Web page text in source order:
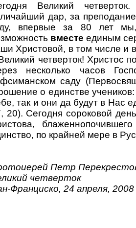
Великий
дар, за
впервые за 80 лет
вместе единым
Христовой, в том числе и
четверток! Христос
несколько часов
саду
о единстве
так и они да будут в Нас
20). Сегодня сороковой
по крайней мере в
Петр
четверток
Франциско, 24 апреля, 2008